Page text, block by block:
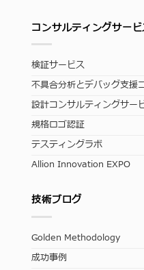
コンサルティングサービ
検証サービス
不具合分析とデバッグ支援
設計コンサルティングサー
規格ロゴ認証
テスティングラボ
Allion Innovation EXPO
技術ブログ
Golden Methodology
成功事例